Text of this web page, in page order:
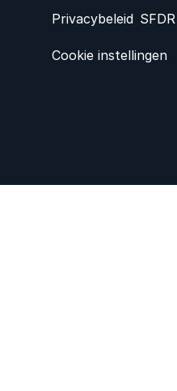
Privacybeleid SFDR
Cookie instellingen